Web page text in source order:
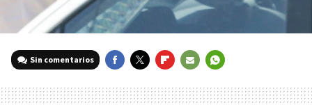
Sin comentarios
MAIL